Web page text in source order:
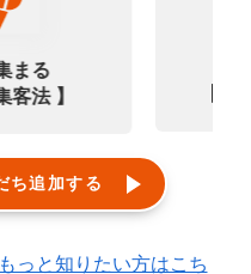
まる
客法 】
ち追加する
っと知りたい方はこち